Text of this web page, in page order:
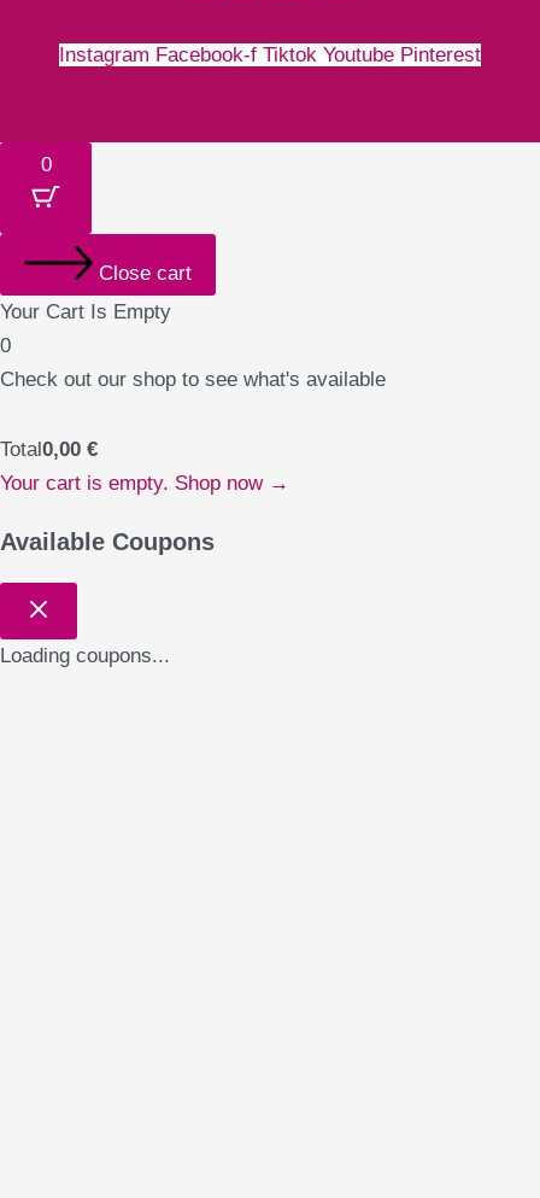
Instagram Facebook-f Tiktok Youtube Pinterest
0
Close cart
Your Cart Is Empty
0
Check out our shop to see what's available
Total0,00 €
Your cart is empty. Shop now →
Available Coupons
Loading coupons...